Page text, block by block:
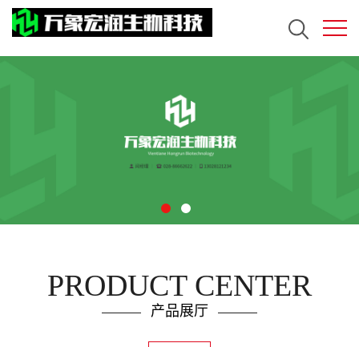
PRODUCT CENTER
产品展厅